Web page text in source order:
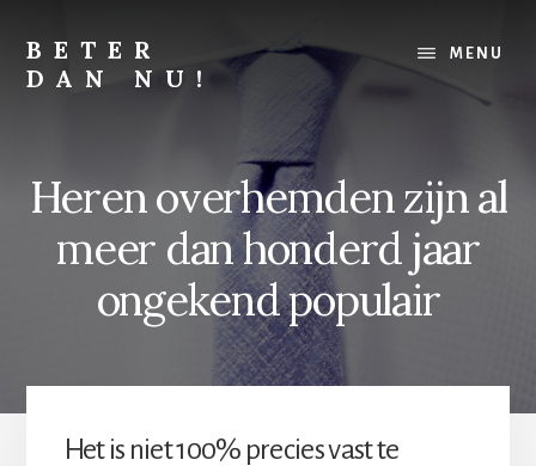
content
footer
BETER
DAN NU!
financieel,
MENU
Heren overhemden zijn al
meer dan honderd jaar
ongekend populair
Het is niet 100% precies vast te